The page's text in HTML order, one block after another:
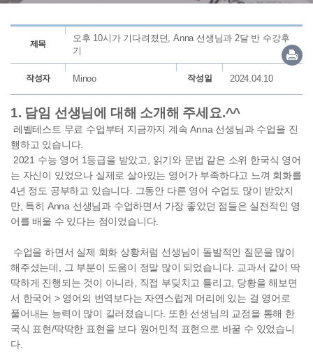
제목
오후 10시가 기다려졌던, Anna 선생님과 2달 반 수강후
기
작성자 Minoo 작성일 2024.04.10
1. 담임 선생님에 대해 소개해 주세요.^^
레벨테스트 무료 수업부터 지금까지 계속 Anna 선생님과 수업을 진
행하고 있습니다.
2021 수능 영어 1등급을 받았고, 읽기와 문법 같은 소위 한국식 영어
는 자신이 있었으나 실제로 살아있는 영어가 부족하다고 느껴 회화를
4년 정도 공부하고 있습니다. 그동안 다른 영어 수업도 많이 받았지
만, 특히 Anna 선생님과 수업하면서 가장 좋았던 점들은 실전적인 영
어를 배울 수 있다는 점이었습니다.
수업을 하면서 실제 회화 상황처럼 선생님이 돌발적인 질문을 많이
해주셨는데, 그 부분이 도움이 정말 많이 되었습니다. 교과서 같이 딱
딱하게 진행되는 것이 아니라, 직접 부딪치고 틀리고, 당황을 해보면
서 한국어 > 영어의 번역보다는 자연스럽게 머리에 있는 걸 영어로
풀어내는 능력이 많이 길러졌습니다. 또한 선생님의 교정을 통해 한
국식 표현/딱딱한 표현을 보다 원어민적 표현으로 바꿀 수 있었습니
다.